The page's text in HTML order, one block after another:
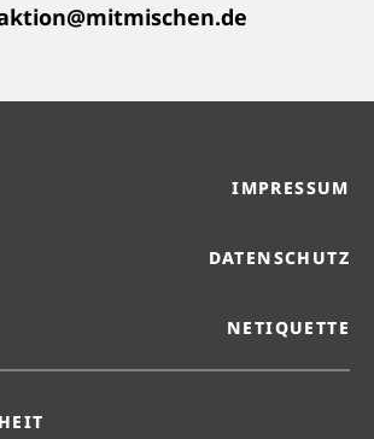
IMPRESSUM
DATENSCHUTZ
NETIQUETTE